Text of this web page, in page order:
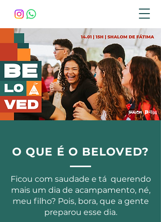
O QUE É O BELOVED?
Ficou com saudade e tá querendo
mais um dia de acampamento, né,
meu filho? Pois, bora, que a gente
preparou esse dia.